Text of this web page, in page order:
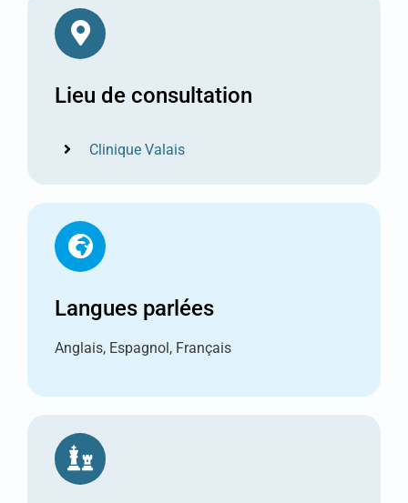
Lieu de consultation
Clinique Valais
Langues parlées
Anglais, Espagnol, Français